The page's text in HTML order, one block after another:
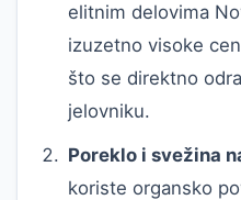
elitnim delovima
izuzetno visoke
što se direktno
jelovniku.
Poreklo i svežina
koriste organsko